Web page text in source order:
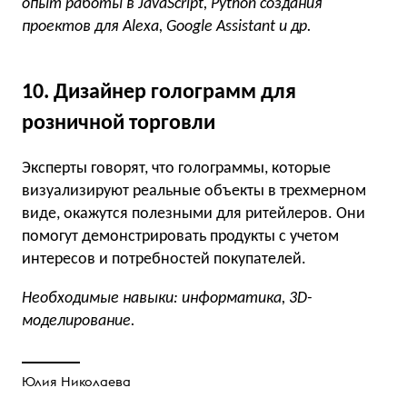
опыт работы в JavaScript, Python создания
проектов для Alexa, Google Assistant и др.
10. Дизайнер голограмм для
розничной торговли
Эксперты говорят, что голограммы, которые
визуализируют реальные объекты в трехмерном
виде, окажутся полезными для ритейлеров. Они
помогут демонстрировать продукты с учетом
интересов и потребностей покупателей.
Необходимые навыки: информатика, 3D-
моделирование.
Юлия Николаева